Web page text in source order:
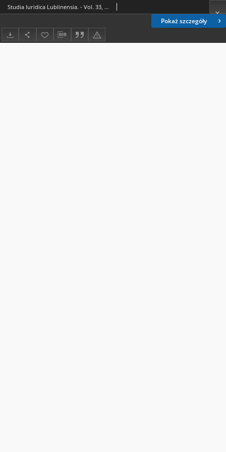
Pokaż szczegóły
Studia Iuridica Lublinensia. - Vol. 33, 3 (2024) - Spis treści